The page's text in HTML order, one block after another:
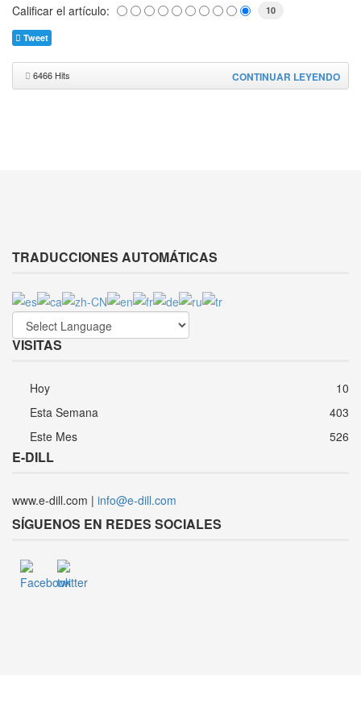
Calificar el artículo: 10
Tweet
CONTINUAR LEYENDO
6466 Hits
TRADUCCIONES AUTOMÁTICAS
VISITAS
Hoy
10
Esta Semana
403
Este Mes
526
E-DILL
www.e-dill.com | info@e-dill.com
SÍGUENOS EN REDES SOCIALES